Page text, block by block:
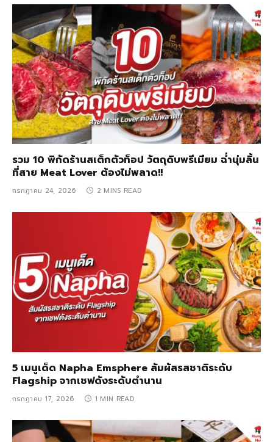
รวม 10 พิกัดร้านสเต็กตัวท็อป วัตถุดิบพรีเมียม ฉ่ำนุ่มลิ้น
ที่สาย Meat Lover ต้องไม่พลาด!!
กรกฎาคม 24, 2026 2 MINS READ
5 เมนูเด็ด Napha Emsphere สัมผัสรสชาติระดับ
Flagship จากเชฟดังระดับตำนาน
กรกฎาคม 17, 2026 1 MIN READ